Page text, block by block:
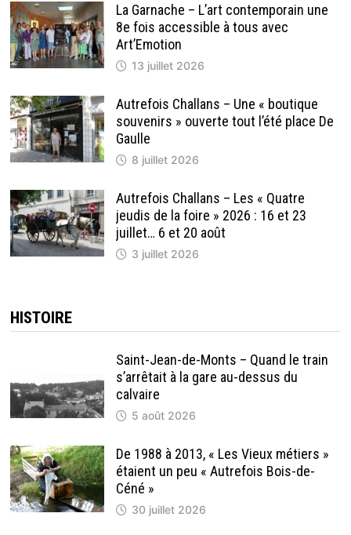
La Garnache – L’art contemporain une
8e fois accessible à tous avec
Art’Emotion
13 juillet 2026
Autrefois Challans – Une « boutique
souvenirs » ouverte tout l’été place De
Gaulle
8 juillet 2026
Autrefois Challans – Les « Quatre
jeudis de la foire » 2026 : 16 et 23
juillet… 6 et 20 août
3 juillet 2026
HISTOIRE
Saint-Jean-de-Monts – Quand le train
s’arrêtait à la gare au-dessus du
calvaire
5 août 2026
De 1988 à 2013, « Les Vieux métiers »
étaient un peu « Autrefois Bois-de-
Céné »
30 juillet 2026